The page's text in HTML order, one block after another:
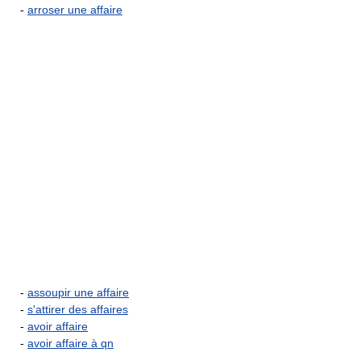
- arroser une affaire
- assoupir une affaire
- s'attirer des affaires
- avoir affaire
- avoir affaire à qn